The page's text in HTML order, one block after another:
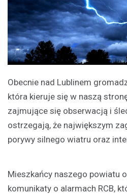
Obecnie nad Lublinem
która kieruje się w naszą
zajmujące się obserwacją i
ostrzegają, że największym
porywy silnego wiatru oraz
Mieszkańcy naszego powiatu
komunikaty o alarmach RCB,